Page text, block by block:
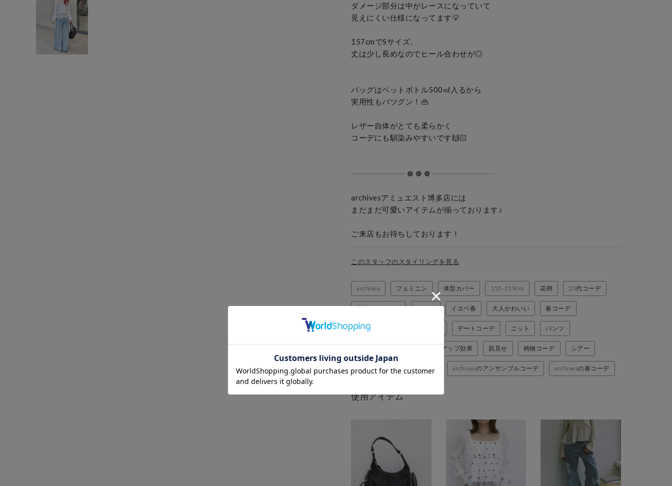
ダメージ部分は中がレースになっていて
見えにくい仕様になってます💡
157cmでSサイズ、
丈は少し長めなのでヒール合わせが◎
バッグはペットボトル500㎖入るから
実用性もバツグン！👜
レザー自体がとても柔らかく
コーデにも馴染みやすいです🙌🏻
┈┈┈┈┈┈┈ ❁ ❁ ❁ ┈┈┈┈┈┈┈┈
archivesアミュエスト博多店には
まだまだ可愛いアイテムが揃っております♪
このスタッフのスタイリングを見る
archives フェミニン 体型カバー 155-159cm 花柄 20代コーデ
骨格ナチュラル イエベ イエベ春 大人かわいい 春コーデ
春カラー デートコーデ ニット パンツ
スタイルアップ効果 肌見せ 柄物コーデ シアー
archivesのレイヤードコーデ archivesのアンサンブルコーデ archivesの春コーデ
使用アイテム